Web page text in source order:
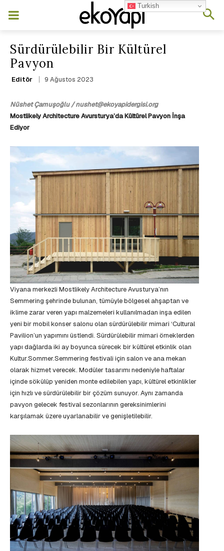
Sürdürülebilir Bir Kültürel
Pavyon
Editör 9 Ağustos 2023
Nüshet Çamuşoğlu / nushet@ekoyapidergisi.org
Mostlikely Architecture Avursturya’da Kültürel Pavyon İnşa
Ediyor
Viyana merkezli Mostlikely Architecture Avusturya’nın
Semmering şehrinde bulunan, tümüyle bölgesel ahşaptan ve
iklime zarar veren yapı malzemeleri kullanılmadan inşa edilen
yeni bir mobil konser salonu olan sürdürülebilir mimari ‘Cultural
Pavilion’un yapımını üstlendi. Sürdürülebilir mimari örneklerden
yapı dağlarda iki ay boyunca sürecek bir kültürel etkinlik olan
Kultur.Sommer.Semmering festivali için salon ve ana mekan
olarak hizmet verecek. Modüler tasarımı nedeniyle haftalar
içinde sökülüp yeniden monte edilebilen yapı, kültürel etkinlikler
için hızlı ve sürdürülebilir bir çözüm sunuyor. Aynı zamanda
pavyon gelecek festival sezonlarının gereksinimlerini
karşılamak üzere uyarlanabilir ve genişletilebilir.
Turkish